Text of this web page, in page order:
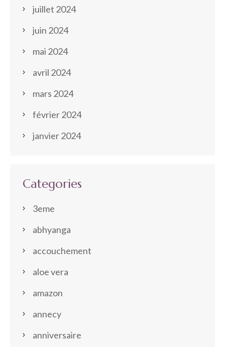
juillet 2024
juin 2024
mai 2024
avril 2024
mars 2024
février 2024
janvier 2024
Categories
3eme
abhyanga
accouchement
aloe vera
amazon
annecy
anniversaire